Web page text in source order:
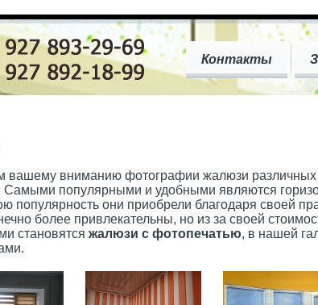
Контакты
вашему вниманию фотографии жалюзи различных
Самыми популярными и удобными являются
популярность они приобрели благодаря своей
более привлекательны, но из за своей
становятся жалюзи с фотопечатью, в нашей